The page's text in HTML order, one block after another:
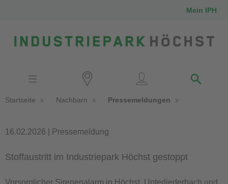
Mein IPH
IPH-Mitarbeiter
Nachbarn
Startseite Nachbarn Pressemeldungen
16.02.2026 | Pressemeldung
Stoffaustritt im Industriepark Höchst gestoppt
Vorsorglicher Sirenenalarm in Höchst, Unterliederbach und